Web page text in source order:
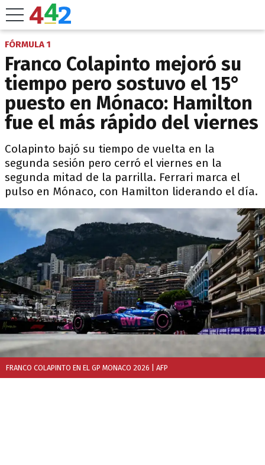
FÓRMULA 1
Franco Colapinto mejoró su
tiempo pero sostuvo el 15°
puesto en Mónaco: Hamilton
fue el más rápido del viernes
Colapinto bajó su tiempo de vuelta en la
segunda sesión pero cerró el viernes en la
segunda mitad de la parrilla. Ferrari marca el
pulso en Mónaco, con Hamilton liderando el día.
FRANCO COLAPINTO EN EL GP MONACO 2026 | AFP